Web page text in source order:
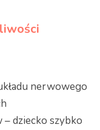
nerwowego
dziecko szybko